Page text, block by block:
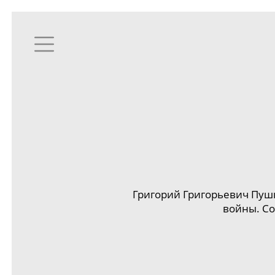
Григорий Григорьевич
войны.